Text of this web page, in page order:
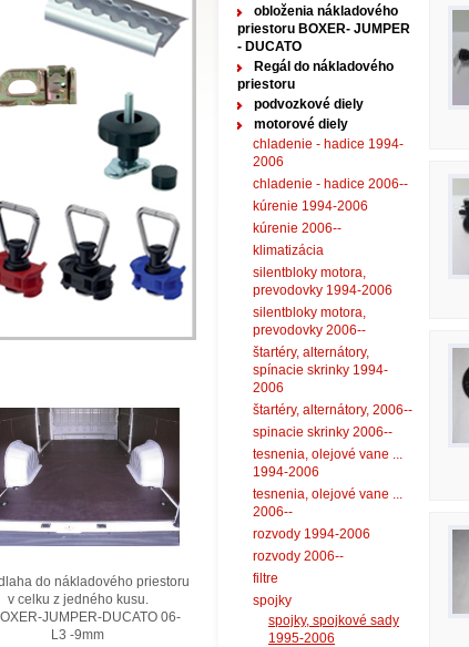
obloženia nákladového
priestoru BOXER- JUMPER
- DUCATO
Regál do nákladového
priestoru
podvozkové diely
motorové diely
chladenie - hadice 1994-
2006
chladenie - hadice 2006--
kúrenie 1994-2006
kúrenie 2006--
klimatizácia
silentbloky motora,
prevodovky 1994-2006
silentbloky motora,
prevodovky 2006--
štartéry, alternátory,
spínacie skrinky 1994-
2006
štartéry, alternátory, 2006--
spinacie skrinky 2006--
tesnenia, olejové vane ...
1994-2006
tesnenia, olejové vane ...
2006--
rozvody 1994-2006
rozvody 2006--
filtre
spojky
spojky, spojkové sady
1995-2006
do nákladového priestoru
z jedného kusu.
JUMPER-DUCATO 06-
-9mm